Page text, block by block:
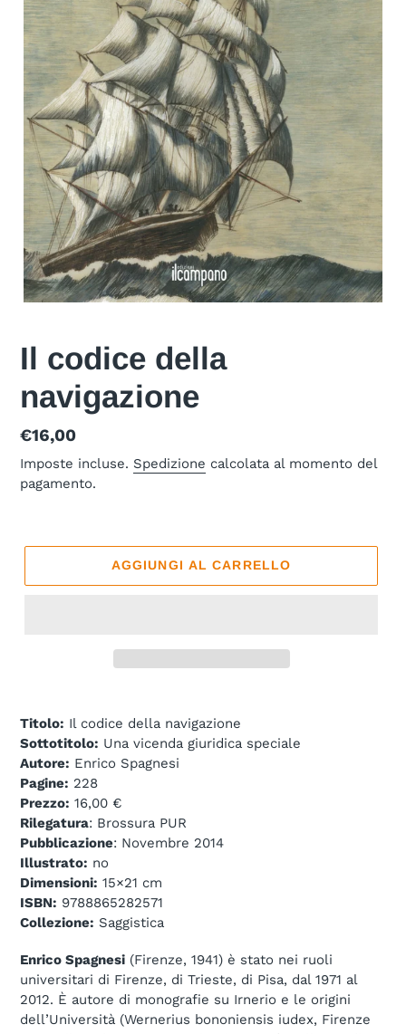
Il codice della
navigazione
Prezzo
di
listino
€16,00
Imposte incluse. Spedizione calcolata al momento del
pagamento.
AGGIUNGI AL CARRELLO
Titolo: Il codice della navigazione
Sottotitolo: Una vicenda giuridica speciale
Autore: Enrico Spagnesi
Pagine: 228
Prezzo: 16,00 €
Rilegatura: Brossura PUR
Pubblicazione: Novembre 2014
Illustrato: no
Dimensioni: 15×21 cm
ISBN: 9788865282571
Collezione: Saggistica
Enrico Spagnesi (Firenze, 1941) è stato nei ruoli
universitari di Firenze, di Trieste, di Pisa, dal 1971 al
2012. È autore di monografie su Irnerio e le origini
dell’Università (Wernerius bononiensis iudex, Firenze